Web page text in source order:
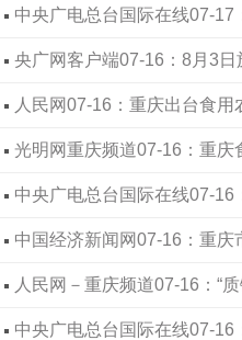
看广告如何赋能乡村振兴
中央广电总台国际在线07-17
质赋能发展 | “质链川渝”行动成
央广网客户端07-16：8月3日
农产品监管“七个一律”
人民网07-16：重庆出台食用
规光明网重庆频道07-16：重庆
违法添加非食用物质一律移送
中央广电总台国际在线07-16
律”措施 守护市民“菜篮子”安全
中国经济新闻网07-16：重庆
个一律”，倒逼市场开办者责任
人民网－重庆频道07-16：“
源车增速高出全国18.3个百分
中央广电总台国际在线07-16